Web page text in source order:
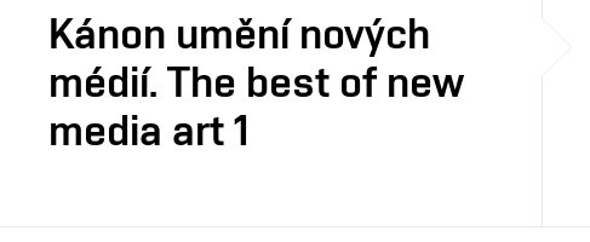
Kánon umění nových
médií. The best of new
media art 1